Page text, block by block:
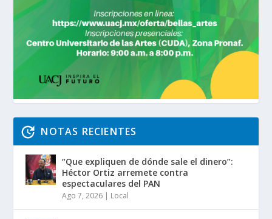
NOTAS RECIENTES
“Que expliquen de dónde sale el dinero”:
Héctor Ortiz arremete contra
espectaculares del PAN
Ago 7, 2026 | Local